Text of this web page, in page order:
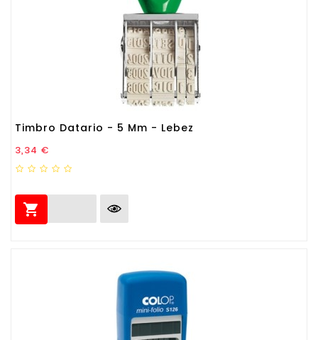
Timbro Datario - 5 Mm - Lebez
Prezzo
3,34 €
